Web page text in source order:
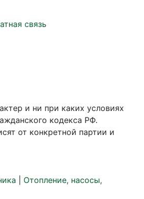
связь
и ни при каких условиях
кодекса РФ.
от конкретной партии и
Отопление, насосы,